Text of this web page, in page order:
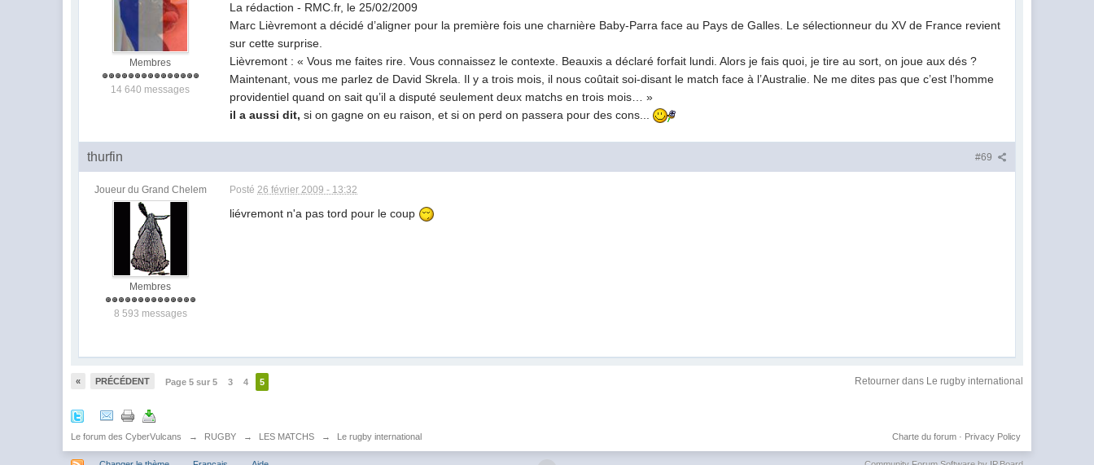
Membres
14 640 messages
La rédaction - RMC.fr, le 25/02/2009
Marc Lièvremont a décidé d’aligner pour la première fois une charnière Baby-Parra face au Pays de Galles. Le sélectionneur du XV de France revient
sur cette surprise.
Lièvremont : « Vous me faites rire. Vous connaissez le contexte. Beauxis a déclaré forfait lundi. Alors je fais quoi, je tire au sort, on joue aux dés ?
Maintenant, vous me parlez de David Skrela. Il y a trois mois, il nous coûtait soi-disant le match face à l’Australie. Ne me dites pas que c’est l’homme
providentiel quand on sait qu’il a disputé seulement deux matchs en trois mois… »
il a aussi dit, si on gagne on eu raison, et si on perd on passera pour des cons...
#69
thurfin
Joueur du Grand Chelem
Membres
8 593 messages
Posté26 février 2009 - 13:32
liévremont n'a pas tord pour le coup
« PRÉCÉDENT Page 5 sur 5 3 4 5 Retourner dans Le rugby international
Le forum des CyberVulcans → RUGBY → LES MATCHS → Le rugby international Privacy Policy
Charte du forum·